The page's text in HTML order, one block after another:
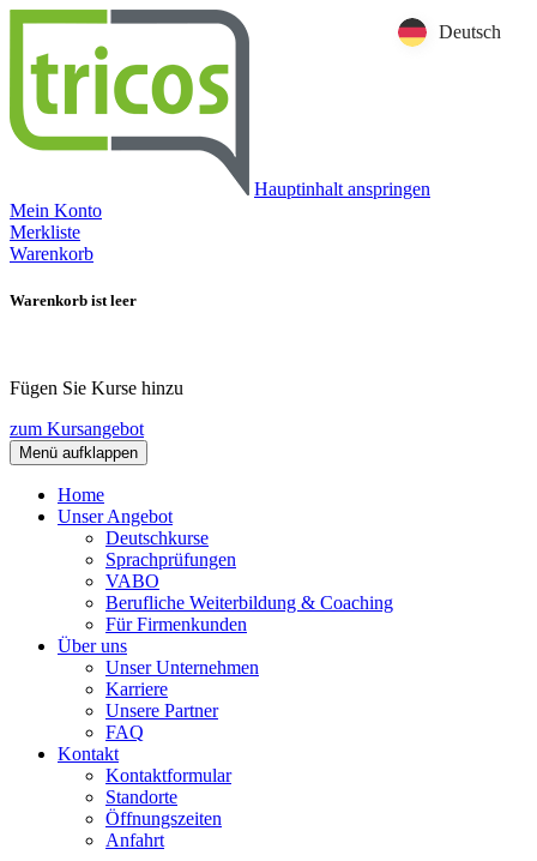
Hauptinhalt anspringen
Mein Konto
Merkliste
Warenkorb
Warenkorb ist leer
Fügen Sie Kurse hinzu
zum Kursangebot
Menü aufklappen
Home
Unser Angebot
Deutschkurse
Sprachprüfungen
VABO
Berufliche Weiterbildung & Coaching
Für Firmenkunden
Über uns
Unser Unternehmen
Karriere
Unsere Partner
FAQ
Kontakt
Kontaktformular
Standorte
Öffnungszeiten
Anfahrt
Deutsch